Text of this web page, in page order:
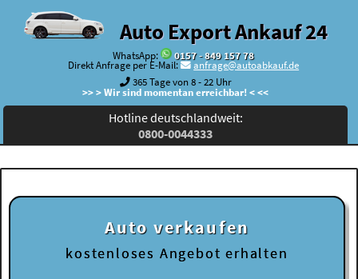
Auto Export Ankauf 24
WhatsApp:
0157 - 849 157 78
Direkt Anfrage per E-Mail:
anfrage@autoabkauf.de
365 Tage von 8 - 22 Uhr
>> > Wir sind momentan erreichbar! < <<
Hotline deutschlandweit:
0800-0044333
Auto verkaufen
kostenloses Angebot erhalten